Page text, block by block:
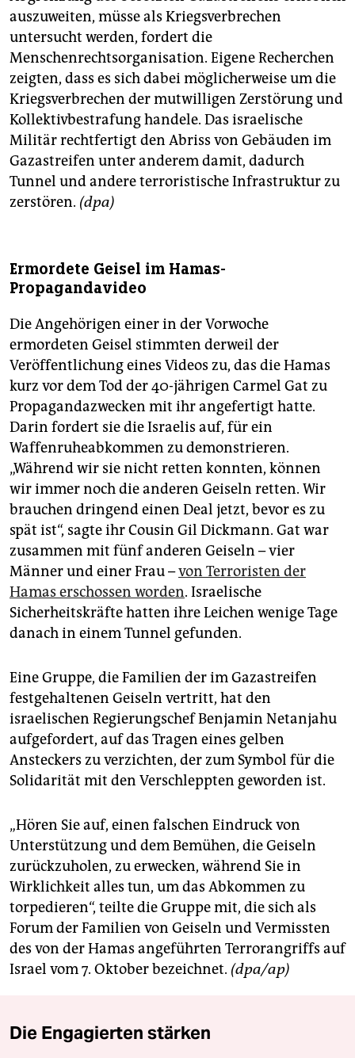
auszuweiten, müsse als Kriegsverbrechen
untersucht werden, fordert die
Menschenrechtsorganisation. Eigene Recherchen
zeigten, dass es sich dabei möglicherweise um die
Kriegsverbrechen der mutwilligen Zerstörung und
Kollektivbestrafung handele. Das israelische
Militär rechtfertigt den Abriss von Gebäuden im
Gazastreifen unter anderem damit, dadurch
Tunnel und andere terroristische Infrastruktur zu
zerstören. (dpa)
Ermordete Geisel im Hamas-
Propagandavideo
Die Angehörigen einer in der Vorwoche
ermordeten Geisel stimmten derweil der
Veröffentlichung eines Videos zu, das die Hamas
kurz vor dem Tod der 40-jährigen Carmel Gat zu
Propagandazwecken mit ihr angefertigt hatte.
Darin fordert sie die Israelis auf, für ein
Waffenruheabkommen zu demonstrieren.
„Während wir sie nicht retten konnten, können
wir immer noch die anderen Geiseln retten. Wir
brauchen dringend einen Deal jetzt, bevor es zu
spät ist“, sagte ihr Cousin Gil Dickmann. Gat war
zusammen mit fünf anderen Geiseln – vier
Männer und einer Frau –von Terroristen der
Hamas erschossen worden. Israelische
Sicherheitskräfte hatten ihre Leichen wenige Tage
danach in einem Tunnel gefunden.
Eine Gruppe, die Familien der im Gazastreifen
festgehaltenen Geiseln vertritt, hat den
israelischen Regierungschef Benjamin Netanjahu
aufgefordert, auf das Tragen eines gelben
Ansteckers zu verzichten, der zum Symbol für die
Solidarität mit den Verschleppten geworden ist.
„Hören Sie auf, einen falschen Eindruck von
Unterstützung und dem Bemühen, die Geiseln
zurückzuholen, zu erwecken, während Sie in
Wirklichkeit alles tun, um das Abkommen zu
torpedieren“, teilte die Gruppe mit, die sich als
Forum der Familien von Geiseln und Vermissten
des von der Hamas angeführten Terrorangriffs auf
Israel vom 7. Oktober bezeichnet. (dpa/ap)
Die Engagierten stärken